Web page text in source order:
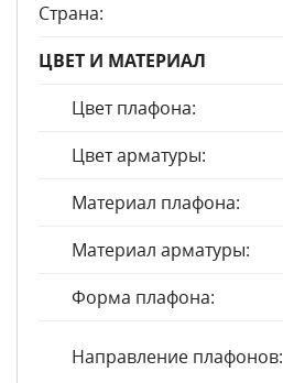
Страна:
ЦВЕТ И МАТЕРИАЛ
Цвет плафона:
Цвет арматуры:
Материал плафона:
Материал арматуры:
Форма плафона:
Направление плафонов: